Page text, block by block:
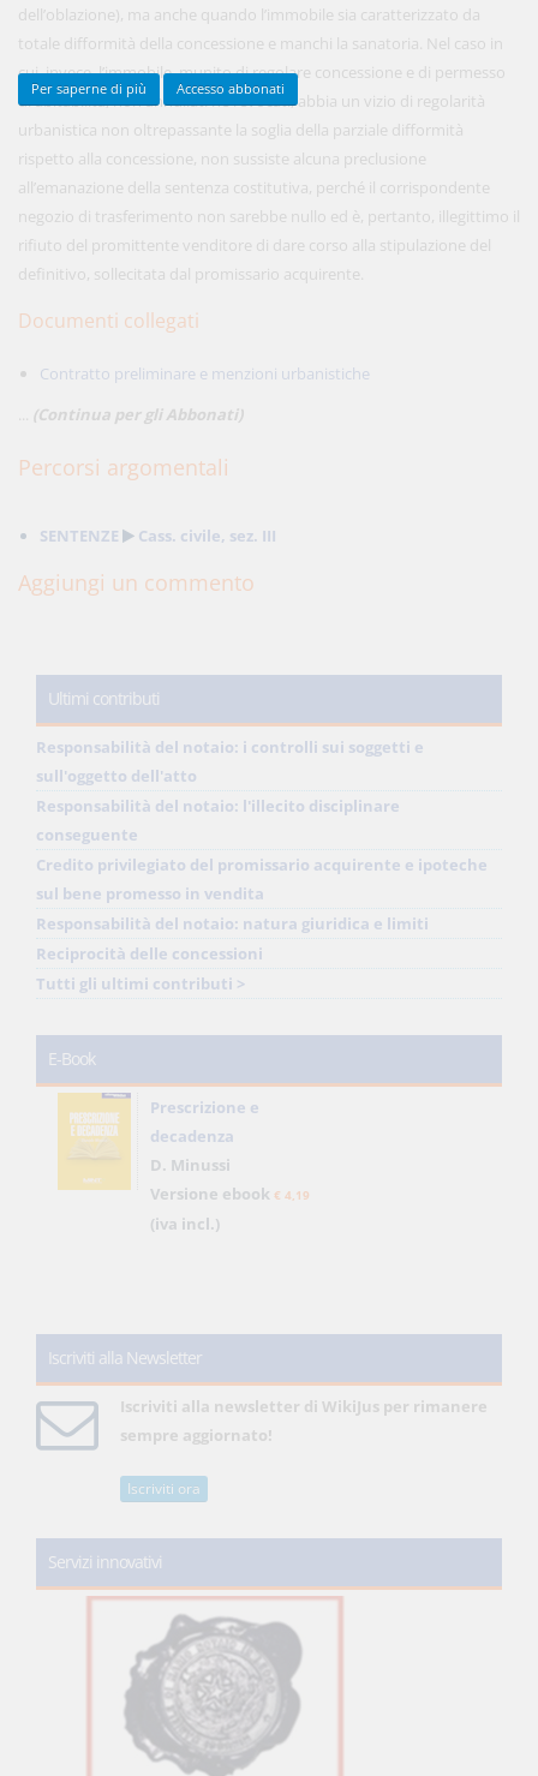
dell’oblazione), ma anche quando l’immobile sia caratterizzato da
totale difformità della concessione e manchi la sanatoria. Nel caso in
cui, invece, l’immobile, munito di regolare concessione e di permesso
di abitabilità, non annullati né revocati, abbia un vizio di regolarità
urbanistica non oltrepassante la soglia della parziale difformità
rispetto alla concessione, non sussiste alcuna preclusione
all’emanazione della sentenza costitutiva, perché il corrispondente
negozio di trasferimento non sarebbe nullo ed è, pertanto, illegittimo il
rifiuto del promittente venditore di dare corso alla stipulazione del
definitivo, sollecitata dal promissario acquirente.
Documenti collegati
Contratto preliminare e menzioni urbanistiche
(Continua per gli Abbonati)
Percorsi argomentali
SENTENZE Cass. civile, sez. III
Aggiungi un commento
Ultimi contributi
Responsabilità del notaio: i controlli sui soggetti e
sull'oggetto dell'atto
Responsabilità del notaio: l'illecito disciplinare
conseguente
Credito privilegiato del promissario acquirente e ipoteche
sul bene promesso in vendita
Responsabilità del notaio: natura giuridica e limiti
Reciprocità delle concessioni
Tutti gli ultimi contributi >
E-Book
Prescrizione e
decadenza
D. Minussi
Versione ebook € 4,19
(iva incl.)
Iscriviti alla Newsletter
Iscriviti alla newsletter di WikiJus per rimanere
sempre aggiornato!
Iscriviti ora
Servizi innovativi
Acquista ora
Per saperne di più Accesso abbonati